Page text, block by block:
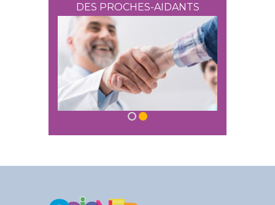
DES PROCHES-AIDANTS